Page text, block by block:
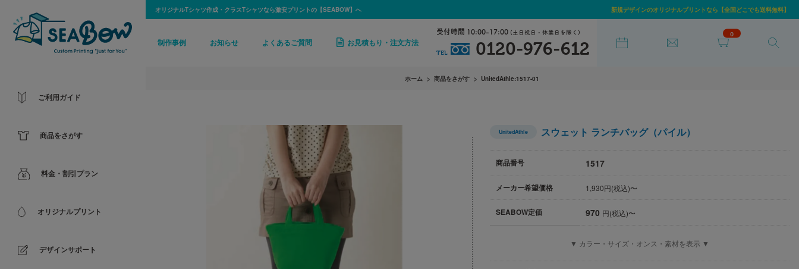
オリジナルTシャツ作成・クラスTシャツなら激安プリントの【SEABOW】へ 新規デザインのオリジナルプリントなら【全国どこでも送料無料】
制作事例 お知らせ よくあるご質問 お見積もり・注文方法
0
受付時間 10:00-17:00 (土日祝日・休業日を除く)
TEL 0120-976-612
ご利用ガイド
商品をさがす
料金・割引プラン
オリジナルプリント
デザインサポート
ホーム 商品をさがす UnitedAthle:1517-01
UnitedAthle スウェット ランチバッグ（パイル）
商品番号 1517
メーカー希望価格 1,930円(税込)〜
SEABOW定価 970 円(税込)〜
▼ カラー・サイズ・オンス・素材を表示 ▼